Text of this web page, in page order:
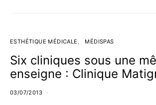
ESTHÉTIQUE MÉDICALE MÉDISPAS
Six cliniques sous une
enseigne : Clinique
03/07/2013